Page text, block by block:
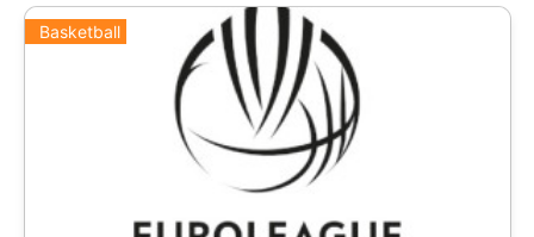
Basketball